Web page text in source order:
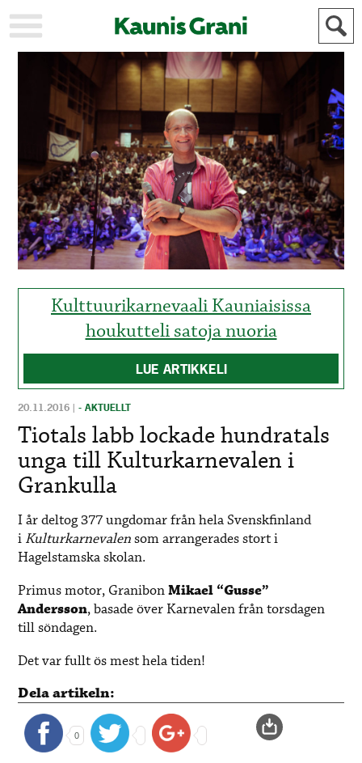
KAUPUNKI
STADEN
AJANKOHTAISTA
AKTUELLT
URHEILU
IDROTT
KULTTUURI
KULTUR
HISTORIA
HISTORIA
YLEINEN
ALLMÄN
MAINOSTAJILLE
FÖR
ANNONSÖRER
Kulttuurikarnevaali Kauniaisissa
houkutteli satoja nuoria
LUE ARTIKKELI
20.11.2016 |- AKTUELLT
Tiotals labb lockade hundratals
unga till Kulturkarnevalen i
Grankulla
I år deltog 377 ungdomar från hela Svenskfinland
i Kulturkarnevalensom arrangerades stort i
Hagelstamska skolan.
Primus motor, GranibonMikael “Gusse”
Andersson, basade över Karnevalen från torsdagen
till söndagen.
Det var fullt ös mest hela tiden!
Dela artikeln:
0